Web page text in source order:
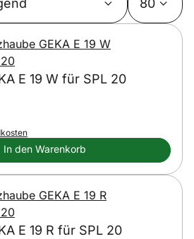
80
E 19 W für SPL 20
In den Warenkorb
E 19 R für SPL 20